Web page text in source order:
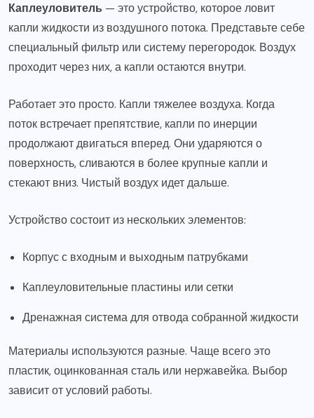
Каплеуловитель — это устройство, которое ловит
капли жидкости из воздушного потока. Представьте себе
специальный фильтр или систему перегородок. Воздух
проходит через них, а капли остаются внутри.
Работает это просто. Капли тяжелее воздуха. Когда
поток встречает препятствие, капли по инерции
продолжают двигаться вперед. Они ударяются о
поверхность, сливаются в более крупные капли и
стекают вниз. Чистый воздух идет дальше.
Устройство состоит из нескольких элементов:
Корпус с входным и выходным патрубками
Каплеуловительные пластины или сетки
Дренажная система для отвода собранной жидкости
Материалы используются разные. Чаще всего это
пластик, оцинкованная сталь или нержавейка. Выбор
зависит от условий работы.